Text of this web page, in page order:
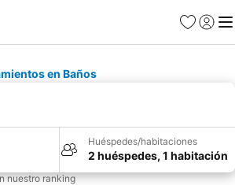
Favoritos
Iniciar
en Baños
Huéspedes/habitaciones
2 huéspedes, 1 habitación
nuestro ranking